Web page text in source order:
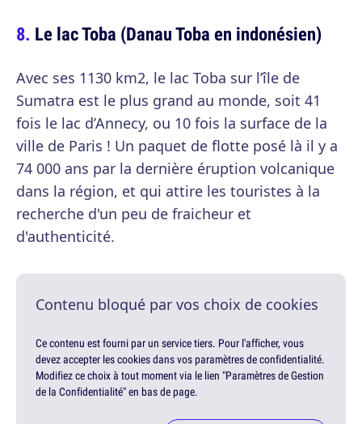
Le lac Toba (Danau Toba en indonésien)
Avec ses 1130 km2, le lac Toba sur l’île de
Sumatra est le plus grand au monde, soit 41
fois le lac d’Annecy, ou 10 fois la surface de la
ville de Paris ! Un paquet de flotte posé là il y a
74 000 ans par la dernière éruption volcanique
dans la région, et qui attire les touristes à la
recherche d'un peu de fraicheur et
d'authenticité.
Contenu bloqué par vos choix de cookies
Ce contenu est fourni par un service tiers. Pour l'afficher, vous
devez accepter les cookies dans vos paramètres de confidentialité.
Modifiez ce choix à tout moment via le lien "Paramètres de Gestion
de la Confidentialité" en bas de page.